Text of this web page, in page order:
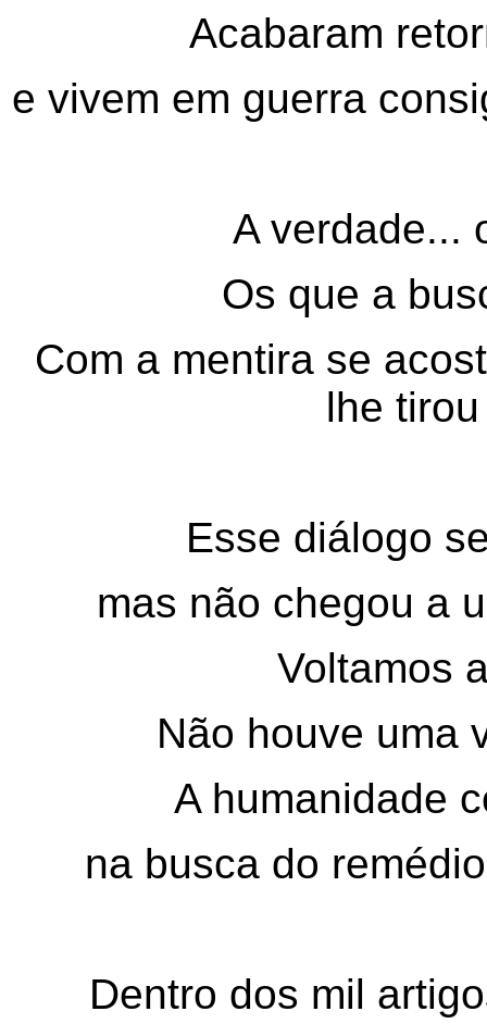
Acabaram
e vivem em guerra
A
Os que a
Com a mentira se
lhe
Esse diálogo
mas não chegou a
Voltamos
Não houve
A humanidade
na busca do
Dentro dos mil